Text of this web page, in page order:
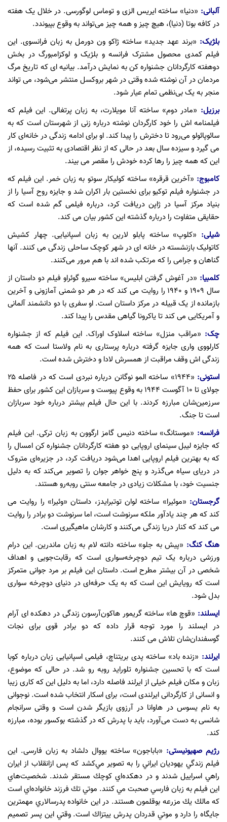
آلبانی: «دنیا» ساخته ایریس الزی و توماس لوگورسی. در خلال یک هفته
در کافه بوتا (دنیا)، هیچ چیز و همه چیز می‌تواند به وقوع بپیوندد.
بلژیک: «برند عهد جدید» ساخته ژاکو ون دورمل به زبان فرانسوی. این
فیلم کمدی محصول مشترک فرانسه و بلژیک و لوکزامبورگ در بخش
دوهفته کارگردانان جشنواره کن به نمایش درآمد. بیانیه ای که تاریخ مرگ
مردمان در آن نوشته شده وقتی در شهر بروکسل منتشر می‌شود، می تواند
منجر به یک بی‌نظمی تمام عیار شود.
برزیل: «مادر دوم» ساخته آنا مویلارت، به زبان پرتغالی. این فیلم که
فیلمنامه اش را خود کارگردان نوشته درباره زنی از شهرستان است که به
سائوپائولو می‌رود تا دخترش را پیدا کند. او برای ادامه زندگی در خانه‌ای کار
می گیرد و سیزده سال بعد در حالی که از نظر اقتصادی به تثبیت رسیده، از
این که همه چیز را رها کرده خودش را مقصر می بیند.
کامبوج: «آخرین قرقره» ساخته کولیکار سوتو به زبان خمر. این فیلم که
در جشنواره فیلم توکیو برای نخستین بار اکران شد و جایزه روح آسیا را از
بنیاد مرکز آسیا در ژاپن دریافت کرد، درباره فیلمی گم شده است که
حقایقی متفاوت را درباره گذشته این کشور بیان می کند.
شیلی: «کلوپ» ساخته پابلو لارین به زبان اسپانیایی. چهار کشیش
کاتولیک بازنشسته در خانه ای در شهر کوچک ساحلی زندگی می کنند. آنها
گناهان و جرامی را که مرتکب شده اند با هم مرور می‌کنند.
کلمبیا: «در آغوش گرفتن ابلیس» ساخته سیرو گوئراو فیلم دو داستان از
سال ۱۹۰۹ و ۱۹۴۰ را روایت می کند که در هر دو شمنی آمازونی و آخرین
بازمانده از یک قبیله در مرکز داستان است. او سفری با دو دانشمند آلمانی
و آمریکایی می کند تا یاکرونا گیاهی مقدس را پیدا کند.
چک: «مراقب منزل» ساخته اسلاوک اوراک. این فیلم که از جشنواره
کارلووی واری جایزه گرفته درباره پرستاری به نام ولاستا است که همه
زندگی اش وقف مراقبت از همسرش لادا و دخترش شده است.
استونی:
«۱۹۴۴» ساخته المو نوگانن درباره نبردی است که در فاصله ۲۵
جولای تا ۱۰ آگوست ۱۹۴۴ به وقوع پیوست و سربازان این کشور برای حفظ
سرزمین‌شان مبارزه کردند. با این حال فیلم بیشتر درباره خود سربازان
است تا جنگ.
فرانسه: «موستانگ» ساخته دنیس گامز ارگوون به زبان ترکی. این فیلم
که جایزه لیبل سینمای اروپایی دو هفته کارگردانان جشنواره کن امسال را
که به بهترین فیلم اروپایی اهدا می‌شود دریافت کرد، در جزیره‌ای متروک
در دریای سیاه می‌گذرد و پنج خواهر جوان را تصویر می‌کند که به دلیل
جنسیت خود، با مشکلات زیادی در جامعه سنتی روبه‌رو هستند.
گرجستان: «موئیرا» ساخته لوان توتبرایدز، داستان «وئیرا» را روایت می
کند که هر چند یادآور ملکه سرنوشت است، اما سرنوشت دو برادر را روایت
می کند که کنار دریا زندگی می‌کنند و کارشان ماهیگیری است.
هنگ کنگ: «پیش به جلو» ساخته دانته لام به زبان ماندرین. این درام
ورزشی درباره یک تیم دوچرخه‌سواری است که رقابت‌جویی و اهداف
شخصی در آن بیشتر مطرح است. داستان این فیلم بر مرد جوانی متمرکز
است که رویایش این است که به یک حرفه‌ای در دنیای دوچرخه سواری
بدل شود.
ایسلند: «قوچ ها» ساخته گریمور هاکون‌آرسون زندگی در دهکده ای آرام
در ایسلند را مورد توجه قرار داده که دو برادر قوی برای نجات
گوسفندان‌شان تلاش می کنند.
ایرلند: «زنده باد» ساخته پدی بریتناچ، فیلمی اسپانیایی زبان درباره کوبا
است که با تحسین جشنواره تلوراید روبه رو شد. در حالی که موضوع،
زبان و مکان فیلم خیلی از ایرلند فاصله دارد، اما به دلیل این که کاری زیبا
و انسانی از کارگردانی ایرلندی است، برای اسکار انتخاب شده است. نوجوانی
به نام یسوس در هاوانا در آرزوی بازیگر شدن است و وقتی سرانجام
شانسی به دست می‌آورد، باید با پدرش که در گذشته بوکسور بوده، مبارزه
کند.
رژیم صهیونیستی: «باباجون» ساخته یووال دلشاد به زبان فارسی. این
فیلم زندگي يهوديان ايراني را به تصوير مي‌كشد كه پس ازانقلاب از ايران
راهي اسراييل شدند و در دهكده‌اي كوچك مستقر شدند. شخصيت‌هاي
اين فيلم به زبان فارسي صحبت مي كنند. موتي تك فرزند خانواده‌اي است
كه مالك يك مزرعه بوقلمون هستند. در اين خانواده پدرسالاري مهمترين
جايگاه را دارد و موتي قدردان پدرش ييتزاك است. وقتي اين پسر تصميم